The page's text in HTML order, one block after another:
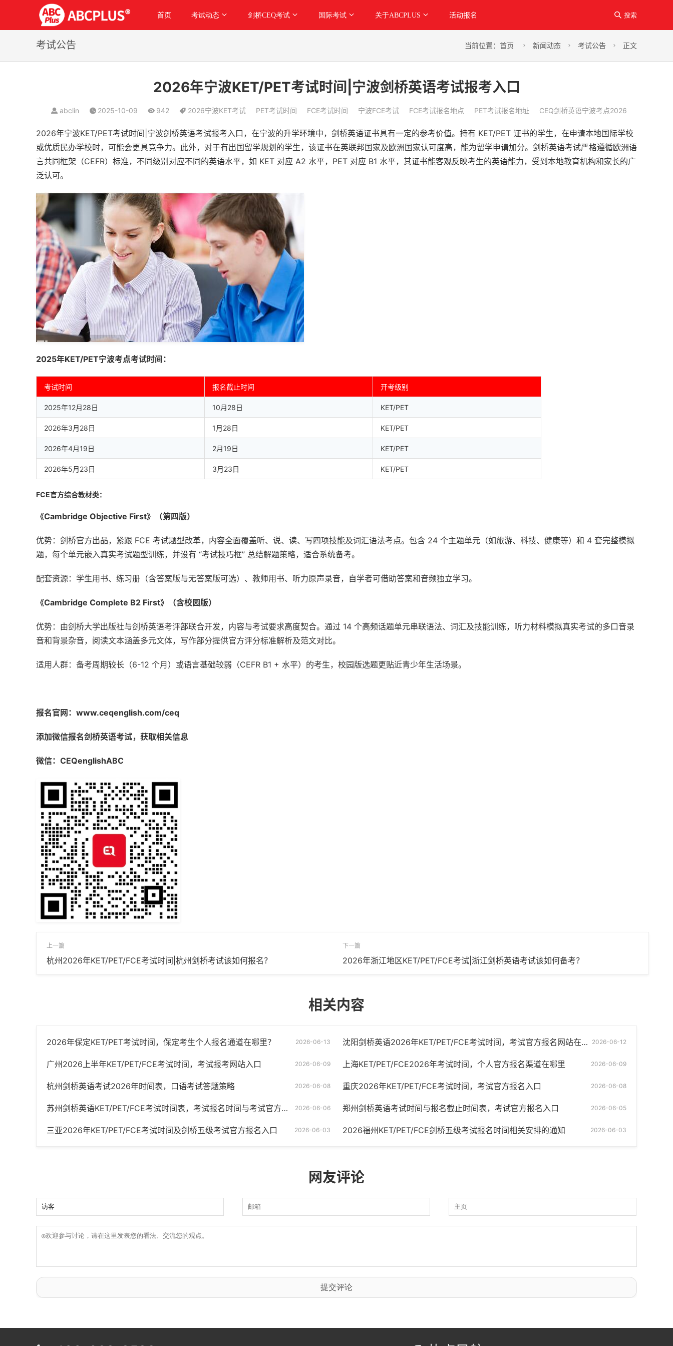
首页 考试动态 剑桥CEQ考试 国际考试 关于ABCPLUS 活动报名  搜索
考试公告 当前位置： 首页  新闻动态  考试公告  正文
2026年宁波KET/PET考试时间|宁波剑桥英语考试报考入口
abclin 2025-10-09 942 2026宁波KET考试 PET考试时间 FCE考试时间 宁波FCE考试 FCE考试报名地点 PET考试报名地址 CEQ剑桥英语宁波考点2026
2026年宁波KET/PET考试时间|宁波剑桥英语考试报考入口，在宁波的升学环境中，剑桥英语证书具有一定的参考价值。持有 KET/PET 证书的学生，在申请本地国际学校
或优质民办学校时，可能会更具竞争力。此外，对于有出国留学规划的学生，该证书在英联邦国家及欧洲国家认可度高，能为留学申请加分。剑桥英语考试严格遵循欧洲语
言共同框架（CEFR）标准，不同级别对应不同的英语水平，如 KET 对应 A2 水平，PET 对应 B1 水平，其证书能客观反映考生的英语能力，受到本地教育机构和家长的广
泛认可。
2025年KET/PET宁波考点考试时间：
考试时间 报名截止时间 开考级别
2025年12月28日 10月28日 KET/PET
2026年3月28日 1月28日 KET/PET
2026年4月19日 2月19日 KET/PET
2026年5月23日 3月23日 KET/PET
FCE官方综合教材类：
《Cambridge Objective First》（第四版）
优势：剑桥官方出品，紧跟 FCE 考试题型改革，内容全面覆盖听、说、读、写四项技能及词汇语法考点。包含 24 个主题单元（如旅游、科技、健康等）和 4 套完整模拟
题，每个单元嵌入真实考试题型训练，并设有 “考试技巧框” 总结解题策略，适合系统备考。
配套资源：学生用书、练习册（含答案版与无答案版可选）、教师用书、听力原声录音，自学者可借助答案和音频独立学习。
《Cambridge Complete B2 First》（含校园版）
优势：由剑桥大学出版社与剑桥英语考评部联合开发，内容与考试要求高度契合。通过 14 个高频话题单元串联语法、词汇及技能训练，听力材料模拟真实考试的多口音录
音和背景杂音，阅读文本涵盖多元文体，写作部分提供官方评分标准解析及范文对比。
适用人群：备考周期较长（6-12 个月）或语言基础较弱（CEFR B1 + 水平）的考生，校园版选题更贴近青少年生活场景。
报名官网： www.ceqenglish.com/ceq
添加微信报名剑桥英语考试，获取相关信息
微信：CEQenglishABC
上一篇
杭州2026年KET/PET/FCE考试时间|杭州剑桥考试该如何报名？
下一篇
2026年浙江地区KET/PET/FCE考试|浙江剑桥英语考试该如何备考？
相关内容
2026-06-13
2026年保定KET/PET考试时间，保定考生个人报名通道在哪里？ 2026-06-12
沈阳剑桥英语2026年KET/PET/FCE考试时间，考试官方报名网站在哪里？
2026-06-09
广州2026上半年KET/PET/FCE考试时间，考试报考网站入口 2026-06-09
上海KET/PET/FCE2026年考试时间，个人官方报名渠道在哪里
2026-06-08
杭州剑桥英语考试2026年时间表，口语考试答题策略 2026-06-08
重庆2026年KET/PET/FCE考试时间，考试官方报名入口
2026-06-06
苏州剑桥英语KET/PET/FCE考试时间表，考试报名时间与考试官方报名网站入口 2026-06-05
郑州剑桥英语考试时间与报名截止时间表，考试官方报名入口
2026-06-03
三亚2026年KET/PET/FCE考试时间及剑桥五级考试官方报名入口 2026-06-03
2026福州KET/PET/FCE剑桥五级考试报名时间相关安排的通知
网友评论
提交评论